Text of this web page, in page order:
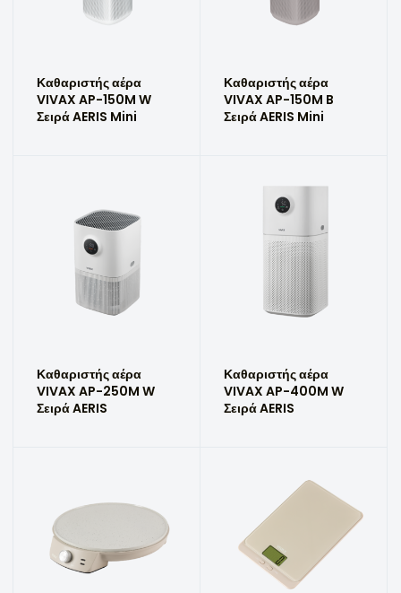
Καθαριστής αέρα
VIVAX AP-150M W
Σειρά AERIS Mini
Καθαριστής αέρα
VIVAX AP-150M B
Σειρά AERIS Mini
Καθαριστής αέρα
VIVAX AP-250M W
Σειρά AERIS
Καθαριστής αέρα
VIVAX AP-400M W
Σειρά AERIS